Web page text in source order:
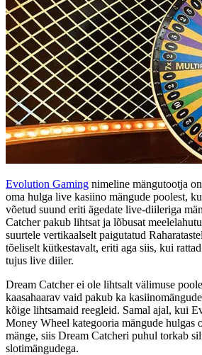
Evolution Gaming nimeline mängutootja
oma hulga live kasiino mängude poolest,
võetud suund eriti ägedate live-diileriga
Catcher pakub lihtsat ja lõbusat
suurtele vertikaalselt paigutatud
tõeliselt kütkestavalt, eriti aga siis, kui
tujus live diiler.
Dream Catcher ei ole lihtsalt välimuse
kaasahaarav vaid pakub ka
kõige lihtsamaid reegleid. Samal ajal, kui
Money Wheel kategooria mängude hulgas
mänge, siis Dream Catcheri puhul torkab
slotimängudega.